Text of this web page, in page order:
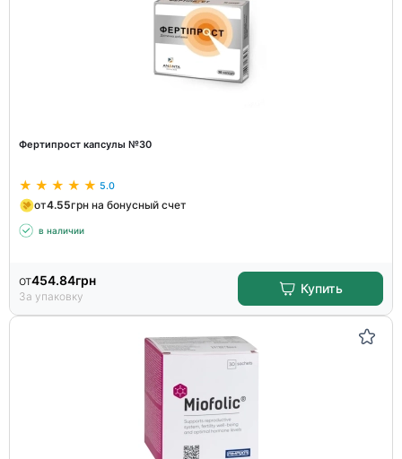
Фертипрост капсулы №30
5.0
от4.55грн на бонусный счет
в наличии
от454.84грн
За упаковку
Купить